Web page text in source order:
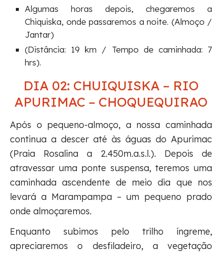
Algumas horas depois, chegaremos a
Chiquiska, onde passaremos a noite. (Almoço /
Jantar)
(Distância: 19 km / Tempo de caminhada: 7
hrs).
DIA 02: CHUIQUISKA – RIO
APURIMAC – CHOQUEQUIRAO
Após o pequeno-almoço, a nossa caminhada
continua a descer até às águas do Apurimac
(Praia Rosalina a 2.450m.a.s.l.). Depois de
atravessar uma ponte suspensa, teremos uma
caminhada ascendente de meio dia que nos
levará a Marampampa – um pequeno prado
onde almoçaremos.
Enquanto subimos pelo trilho íngreme,
apreciaremos o desfiladeiro, a vegetação